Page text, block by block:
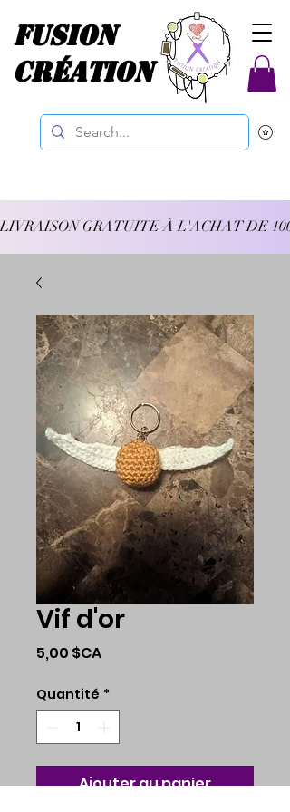
Fusion
Création
LIVRAISON GRATUITE À L'ACHAT DE
Vif d'or
5,00 $CAPrix
Quantité *
Ajouter au panier